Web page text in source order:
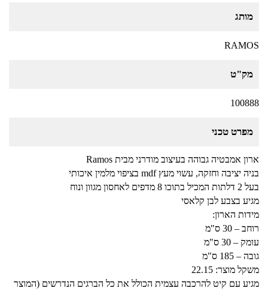
מותג
RAMOS
מק"ט
100888
מפרט טכני
ארון אמבטיה גבוהה בעיצוב מודרני מבית Ramos
בניה יציבה וחזקה, עשוי מעץ mdf בציפוי מלמין איכותי
בעל 2 דלתות המכיל בתוכו 8 מדפים לאחסון מגוון ונוח
מגיע בצבע לבן קלאסי
מידות הארון:
רוחב – 30 ס"מ
עומק – 30 ס"מ
גובה – 185 ס"מ
משקל מוצר: 22.15
מגיע עם קיט להרכבה עצמית הכולל את כל הברגים הנדרשים (המוצר